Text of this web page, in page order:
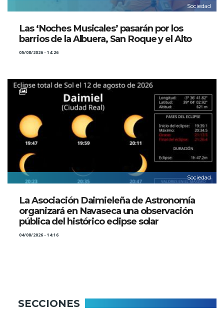
Sociedad
Las ‘Noches Musicales’ pasarán por los
barrios de la Albuera, San Roque y el Alto
05/08/2026 - 14:26
Sociedad
La Asociación Daimieleña de Astronomía
organizará en Navaseca una observación
pública del histórico eclipse solar
04/08/2026 - 14:16
SECCIONES